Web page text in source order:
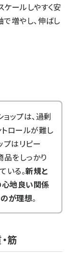
ケールしやすく安
増やし、伸ばし
ップは、過剰
ロールが難し
プはリピー
品をしっかり
いる。新規と
心地良い関係
が理想。
筋